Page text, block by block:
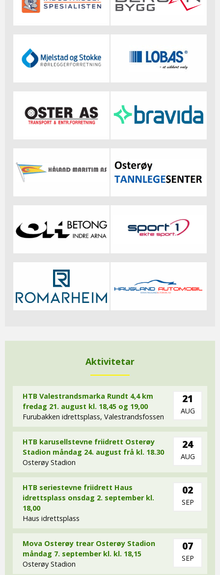
Aktivitetar
HTB Valestrandsmarka Rundt 4,4 km
fredag 21. august kl. 18,45 og 19,00
Furubakken idrettsplass, Valestrandsfossen
21
AUG
HTB karusellstevne friidrett Osterøy
Stadion måndag 24. august frå kl. 18.30
Osterøy Stadion
24
AUG
HTB seriestevne friidrett Haus
idrettsplass onsdag 2. september kl.
18,00
Haus idrettsplass
02
SEP
Mova Osterøy trear Osterøy Stadion
måndag 7. september kl. kl. 18,15
Osterøy Stadion
07
SEP